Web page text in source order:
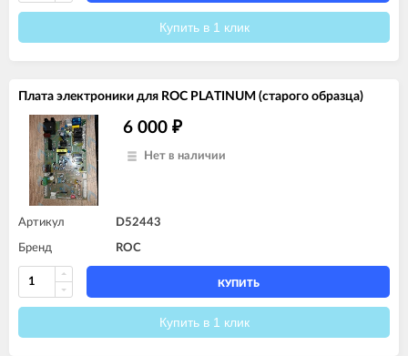
Купить в 1 клик
Плата электроники для ROC PLATINUM (старого образца)
6 000 ₽
Нет в наличии
Артикул D52443
Бренд ROC
КУПИТЬ
Купить в 1 клик